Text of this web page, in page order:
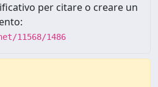
per citare o creare un
11568/1486